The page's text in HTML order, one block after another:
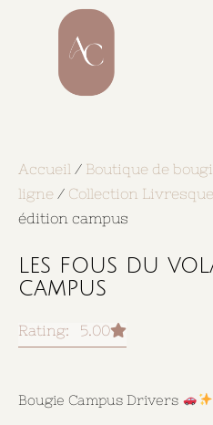
Accueil / Boutique de
ligne / Collection Livresque
édition campus
les fous du
campus
Rating: 5.00
Bougie Campus Drivers